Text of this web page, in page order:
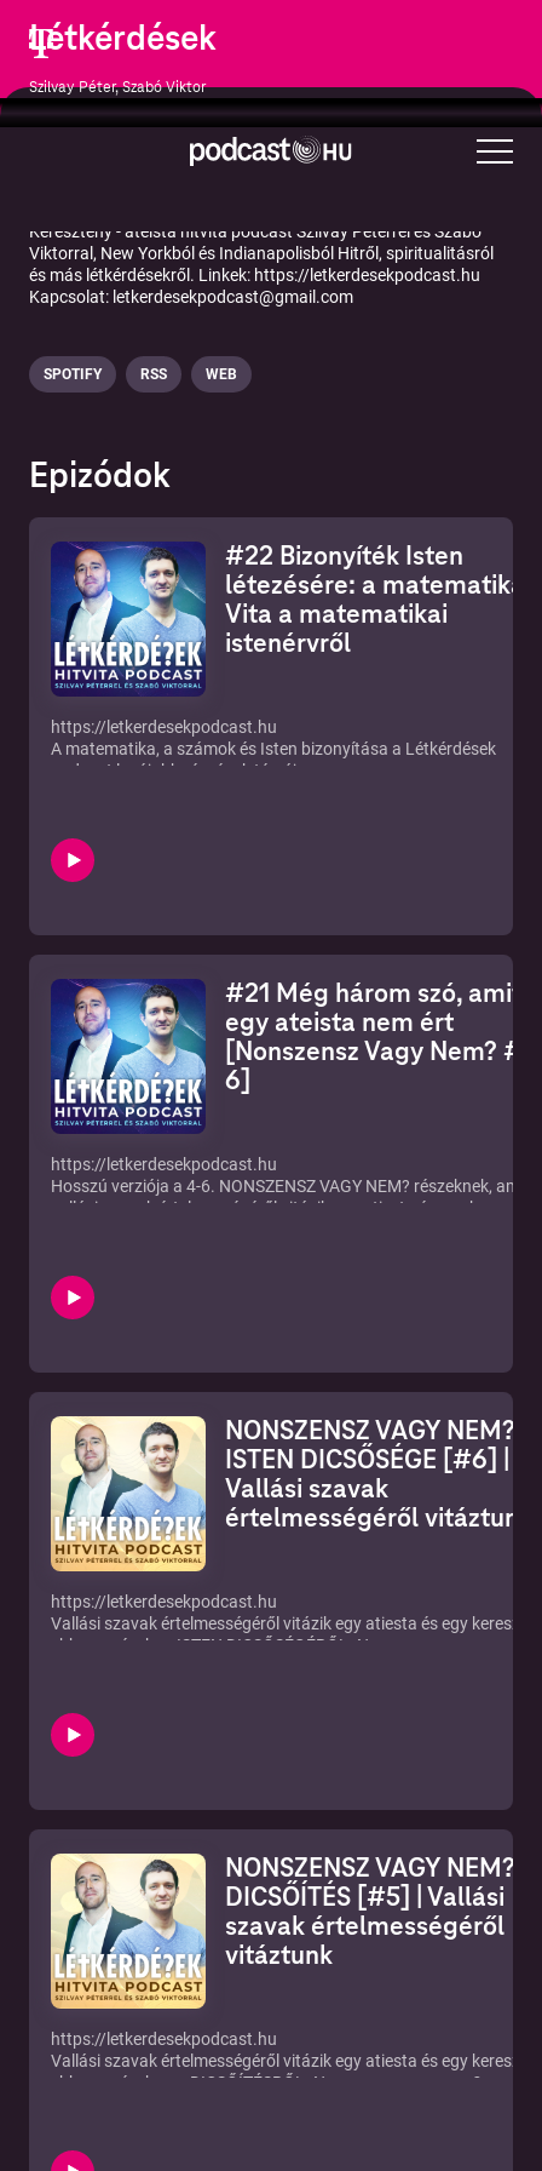
Létkérdések
Szilvay Péter, Szabó Viktor
Tudomány
Keresztény - ateista hitvita podcast Szilvay Péterrel és Szabó
Viktorral, New Yorkból és Indianapolisból Hitről, spiritualitásról
és más létkérdésekről. Linkek: https://letkerdesekpodcast.hu
Kapcsolat: letkerdesekpodcast@gmail.com
SPOTIFY RSS WEB
Epizódok
#22 Bizonyíték Isten
létezésére: a matematika?
Vita a matematikai
istenérvről
https://letkerdesekpodcast.hu
A matematika, a számok és Isten bizonyítása a Létkérdések
podcast legújabb részének témája.
ÍRJ NEKÜNK: letkerdesekpodcast@gmail.com!
TARTALOM:
(0:00) Intro
(26:41) A matek túl erős
(32:19) Az univerzum nyelve a matematika
Források:
Rényi Alfréd: Dialógusok a matematikáról –
https://mek.oszk.hu/00800/00856/html/
#21 Még három szó, amit
egy ateista nem ért
[Nonszensz Vagy Nem?
6]
https://letkerdesekpodcast.hu
Hosszú verziója a 4-6. NONSZENSZ VAGY NEM? részeknek,
vallási szavak értelmességéről vitázik egy atiesta és egy
ÍRJ NEKÜNK: letkerdesekpodcast@gmail.com!
TARTALOM:
(0:00) SZENT
NONSZENSZ VAGY NEM? –
ISTEN DICSŐSÉGE [#6] |
Vallási szavak
értelmességéről vitáztunk
https://letkerdesekpodcast.hu
Vallási szavak értelmességéről vitázik egy atiesta és egy
ebben a részben ISTEN DICSŐSÉGÉRŐL. Nonszensz vagy nem?
ÍRJ NEKÜNK: letkerdesekpodcast@gmail.com!
NONSZENSZ VAGY NEM? –
DICSŐÍTÉS [#5] | Vallási
szavak értelmességéről
vitáztunk
https://letkerdesekpodcast.hu
Vallási szavak értelmességéről vitázik egy atiesta és egy
ebben a részben a DICSŐÍTÉSRŐL. Nonszensz vagy nem?
ÍRJ NEKÜNK: letkerdesekpodcast@gmail.com!